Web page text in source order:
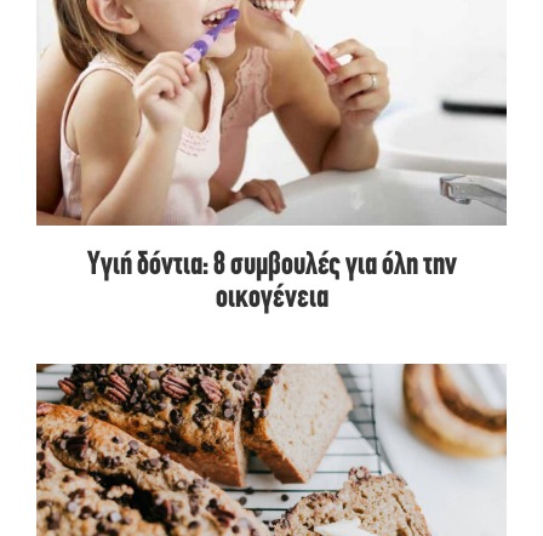
Υγιή δόντια: 8 συμβουλές για όλη την
οικογένεια